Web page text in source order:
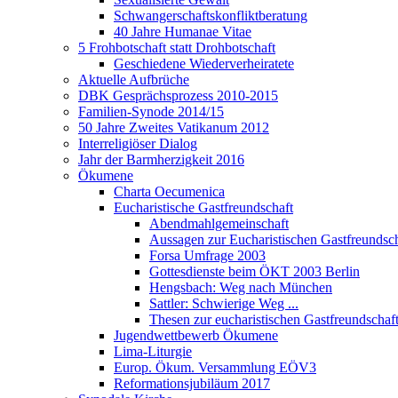
Schwangerschaftskonfliktberatung
40 Jahre Humanae Vitae
5 Frohbotschaft statt Drohbotschaft
Geschiedene Wiederverheiratete
Aktuelle Aufbrüche
DBK Gesprächsprozess 2010-2015
Familien-Synode 2014/15
50 Jahre Zweites Vatikanum 2012
Interreligiöser Dialog
Jahr der Barmherzigkeit 2016
Ökumene
Charta Oecumenica
Eucharistische Gastfreundschaft
Abendmahlgemeinschaft
Aussagen zur Eucharistischen
Forsa Umfrage 2003
Gottesdienste beim ÖKT 2003 Berlin
Hengsbach: Weg nach München
Sattler: Schwierige Weg ...
Thesen zur eucharistischen Gastfreundschaft
Jugendwettbewerb Ökumene
Lima-Liturgie
Europ. Ökum. Versammlung EÖV3
Reformationsjubiläum 2017